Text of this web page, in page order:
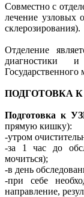
Совместно с
лечение узловых
склерозирования).
Отделение
диагностики
Государственного
ПОДГОТОВКА
Подготовка к
прямую кишку):
-утром
-за 1 час до
мочиться);
-в день
-при себе
направление,